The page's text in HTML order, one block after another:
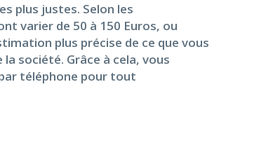
plus justes. Selon les
varier de 50 à 150 Euros, ou
plus précise de ce que vous
société. Grâce à cela, vous
téléphone pour tout